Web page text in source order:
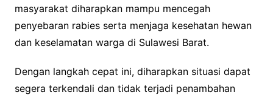
masyarakat diharapkan mampu mencegah
penyebaran rabies serta menjaga kesehatan hewan
dan keselamatan warga di Sulawesi Barat.
Dengan langkah cepat ini, diharapkan situasi dapat
segera terkendali dan tidak terjadi penambahan